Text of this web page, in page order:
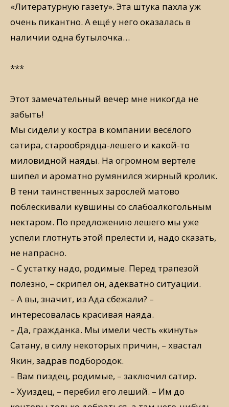
«Литературную газету». Эта штука пахла уж
очень пикантно. А ещё у него оказалась в
наличии одна бутылочка…
***
Этот замечательный вечер мне никогда не
забыть!
Мы сидели у костра в компании весёлого
сатира, старообрядца-лешего и какой-то
миловидной наяды. На огромном вертеле
шипел и ароматно румянился жирный кролик.
В тени таинственных зарослей матово
поблескивали кувшины со слабоалкогольным
нектаром. По предложению лешего мы уже
успели глотнуть этой прелести и, надо сказать,
не напрасно.
– С устатку надо, родимые. Перед трапезой
полезно, – скрипел он, адекватно ситуации.
– А вы, значит, из Ада сбежали? –
интересовалась красивая наяда.
– Да, гражданка. Мы имели честь «кинуть»
Сатану, в силу некоторых причин, – хвастал
Якин, задрав подбородок.
– Вам пиздец, родимые, – заключил сатир.
– Хуиздец, – перебил его леший. – Им до